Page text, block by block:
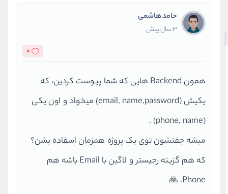
حامد هاشمی
3 سال پیش
0
همون Backend هایی که شما پیوست کردین، که
یکیش (email, name,password) میخواد و اون یکی
(phone, name) .
میشه جفتشون توی یک پروژه همزمان اسفاده بشن؟
که هم گزینه رجیستر و لاگین با Email باشه هم
Phone. 🙏